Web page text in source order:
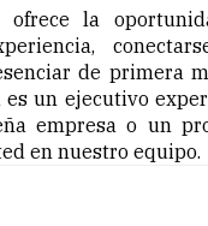
ofrece la
de primera
un ejecutivo
empresa o un
en nuestro equipo.